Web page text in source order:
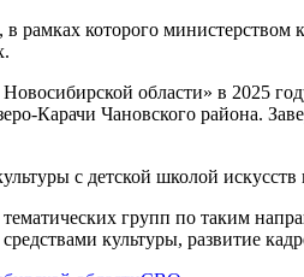
рамках которого
области» в 2025
Карачи Чановского района.
с детской школой
групп по таким
культуры, развитие